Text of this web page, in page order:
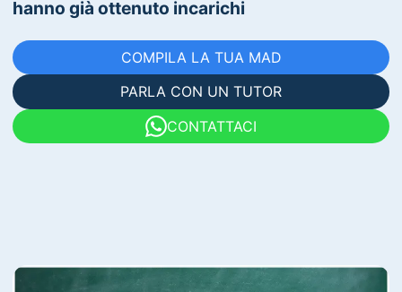
hanno già ottenuto incarichi
COMPILA LA TUA MAD
PARLA CON UN TUTOR
CONTATTACI